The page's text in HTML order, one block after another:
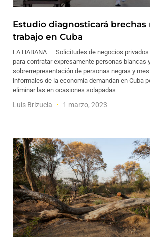
Estudio diagnosticará brechas
trabajo en Cuba
LA HABANA – Solicitudes de negocios
para contratar expresamente personas blancas
sobrerrepresentación de personas negras y
informales de la economía demandan en Cuba
eliminar las en ocasiones solapadas
Luis Brizuela 1 marzo, 2023